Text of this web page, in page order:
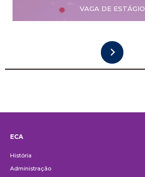
VAGA DE ESTÁGIO
ECA
História
Administração